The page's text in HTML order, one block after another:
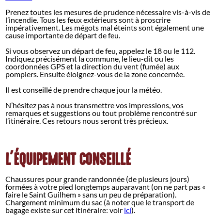
Prenez toutes les mesures de prudence nécessaire vis-à-vis de
l’incendie. Tous les feux extérieurs sont à proscrire
impérativement. Les mégots mal éteints sont également une
cause importante de départ de feu.
Si vous observez un départ de feu, appelez le 18 ou le 112.
Indiquez précisément la commune, le lieu-dit ou les
coordonnées GPS et la direction du vent (fumée) aux
pompiers. Ensuite éloignez-vous de la zone concernée.
Il est conseillé de prendre chaque jour la météo.
N’hésitez pas à nous transmettre vos impressions, vos
remarques et suggestions ou tout problème rencontré sur
l’itinéraire. Ces retours nous seront très précieux.
L'ÉQUIPEMENT CONSEILLÉ
Chaussures pour grande randonnée (de plusieurs jours)
formées à votre pied longtemps auparavant (on ne part pas «
faire le Saint Guilhem » sans un peu de préparation).
Chargement minimum du sac (à noter que le transport de
bagage existe sur cet itinéraire: voir ici).